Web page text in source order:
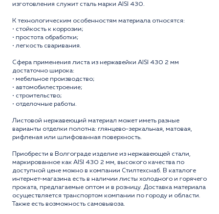
изготовления служит сталь марки AISI 430.
К технологическим особенностям материала относятся:
• стойкость к коррозии;
• простота обработки;
• легкость сваривания.
Сфера применения листа из нержавейки AISI 430 2 мм
достаточно широка:
• мебельное производство;
• автомобилестроение;
• строительство;
• отделочные работы.
Листовой нержавеющий материал может иметь разные
варианты отделки полотна: глянцево-зеркальная, матовая,
рифленая или шлифованная поверхность.
Приобрести в Волгограде изделие из нержавеющей стали,
маркированное как AISI 430 2 мм, высокого качества по
доступной цене можно в компании Стилтехснаб. В каталоге
интернет-магазина есть в наличии листы холодного и горячего
проката, предлагаемые оптом и в розницу. Доставка материала
осуществляется транспортом компании по городу и области.
Также есть возможность самовывоза.